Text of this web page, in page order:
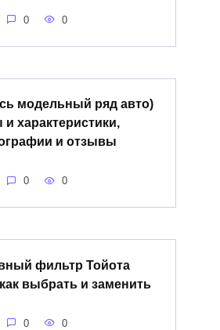
0 0
модельный ряд авто)
и характеристики,
и отзывы
0 0
фильтр Тойота
выбрать и заменить
0 0